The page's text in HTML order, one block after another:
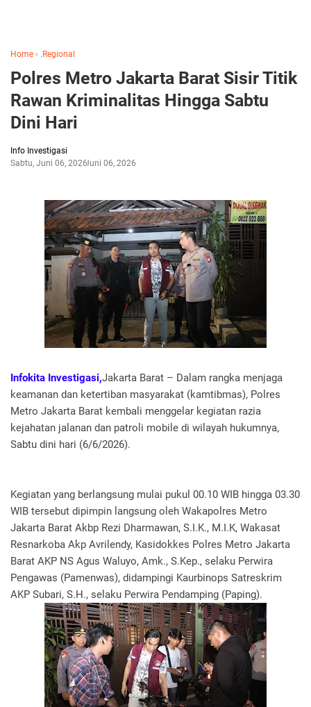
Home › .Regional
Polres Metro Jakarta Barat Sisir Titik
Rawan Kriminalitas Hingga Sabtu
Dini Hari
Info Investigasi
Sabtu, Juni 06, 2026Juni 06, 2026
Infokita Investigasi,Jakarta Barat – Dalam rangka menjaga
keamanan dan ketertiban masyarakat (kamtibmas), Polres
Metro Jakarta Barat kembali menggelar kegiatan razia
kejahatan jalanan dan patroli mobile di wilayah hukumnya,
Sabtu dini hari (6/6/2026).
Kegiatan yang berlangsung mulai pukul 00.10 WIB hingga 03.30
WIB tersebut dipimpin langsung oleh Wakapolres Metro
Jakarta Barat Akbp Rezi Dharmawan, S.I.K., M.I.K, Wakasat
Resnarkoba Akp Avrilendy, Kasidokkes Polres Metro Jakarta
Barat AKP NS Agus Waluyo, Amk., S.Kep., selaku Perwira
Pengawas (Pamenwas), didampingi Kaurbinops Satreskrim
AKP Subari, S.H., selaku Perwira Pendamping (Paping).